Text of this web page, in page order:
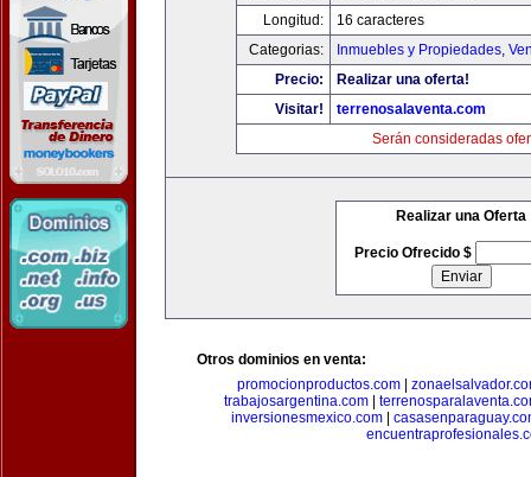
Longitud:
16 caracteres
Categorias:
Inmuebles y Propiedades,
Precio:
Realizar una oferta!
Visitar!
terrenosalaventa.com
Serán consideradas
Realizar una Oferta
Precio Ofrecido $
Otros dominios en venta:
promocionproductos.com|
trabajosargentina.com
inversionesmexico.com